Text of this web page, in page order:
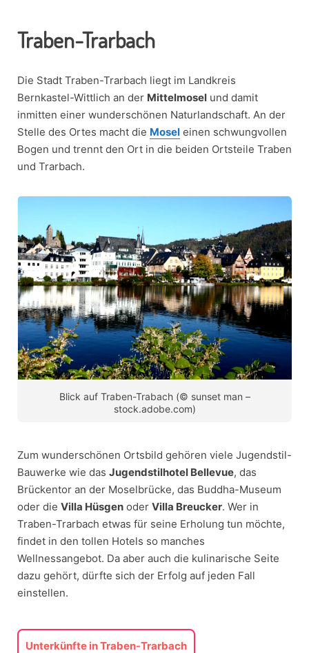
Traben-Trarbach
Die Stadt Traben-Trarbach liegt im Landkreis
Bernkastel-Wittlich an der Mittelmosel und damit
inmitten einer wunderschönen Naturlandschaft. An der
Stelle des Ortes macht die Mosel einen schwungvollen
Bogen und trennt den Ort in die beiden Ortsteile Traben
und Trarbach.
Blick auf Traben-Trabach (© sunset man –
stock.adobe.com)
Zum wunderschönen Ortsbild gehören viele Jugendstil-
Bauwerke wie das Jugendstilhotel Bellevue, das
Brückentor an der Moselbrücke, das Buddha-Museum
oder die Villa Hüsgen oder Villa Breucker. Wer in
Traben-Trarbach etwas für seine Erholung tun möchte,
findet in den tollen Hotels so manches
Wellnessangebot. Da aber auch die kulinarische Seite
dazu gehört, dürfte sich der Erfolg auf jeden Fall
einstellen.
Unterkünfte in Traben-Trarbach